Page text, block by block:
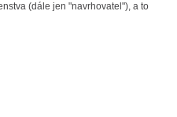
(dále jen "navrhovatel"), a to